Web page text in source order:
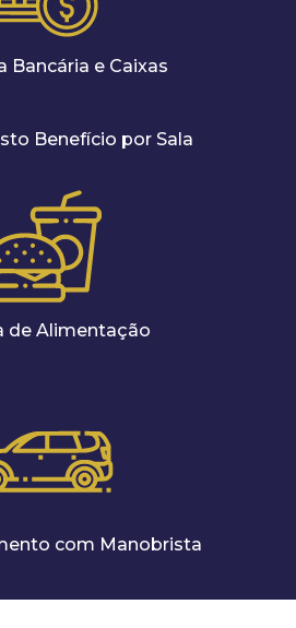
Bancária e Caixas
Benefício por Sala
de Alimentação
com Manobrista